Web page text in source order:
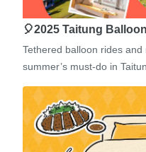
🎈2025 Taitung
Tethered balloon rides
summer’s must-do in